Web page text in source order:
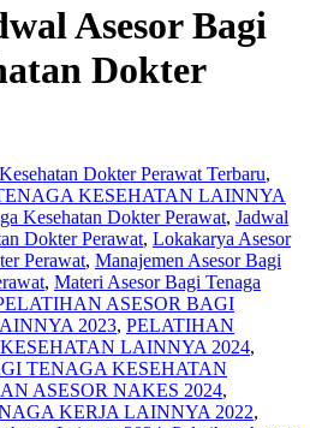
Asesor Bagi
Dokter
Dokter Perawat Terbaru,
KESEHATAN LAINNYA
Kesehatan Dokter Perawat, Jadwal
Dokter Perawat, Lokakarya Asesor
Perawat, Manajemen Asesor Bagi
, Materi Asesor Bagi Tenaga
ASESOR BAGI
2023, PELATIHAN
LAINNYA 2024,
TENAGA KESEHATAN
ASESOR NAKES 2024,
KERJA LAINNYA 2022,